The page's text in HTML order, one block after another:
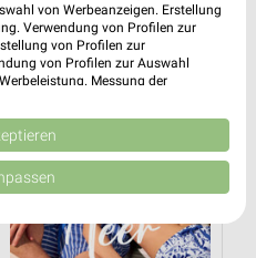
von Werbeanzeigen. Erstellung
Verwendung von Profilen zur
von Profilen zur
von Profilen zur Auswahl
Messung der
Quellen. Entwicklung und
reduzierter Daten zur Auswahl
Union weitergegeben und in die